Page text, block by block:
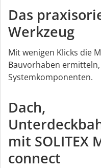
Das
Werkzeug
Mit wenigen Klicks die
Bauvorhaben
Systemkomponenten.
Dach,
mit SOLITEX
connect